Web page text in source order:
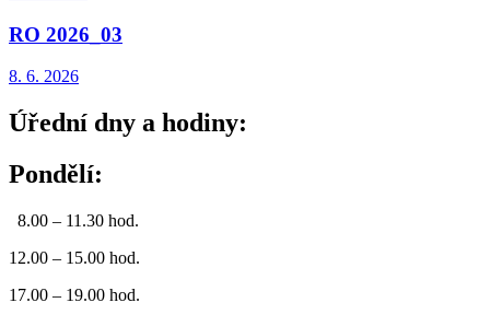
RO 2026_03
8. 6. 2026
Úřední dny a hodiny:
Pondělí:
8.00 – 11.30 hod.
12.00 – 15.00 hod.
17.00 – 19.00 hod.